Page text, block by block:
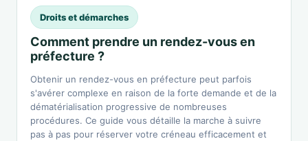
Droits et démarches
Comment prendre un rendez-vous en
préfecture ?
Obtenir un rendez-vous en préfecture peut parfois
s'avérer complexe en raison de la forte demande et de la
dématérialisation progressive de nombreuses
procédures. Ce guide vous détaille la marche à suivre
pas à pas pour réserver votre créneau efficacement et